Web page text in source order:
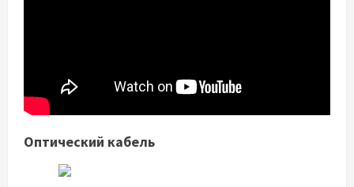
Оптический кабель